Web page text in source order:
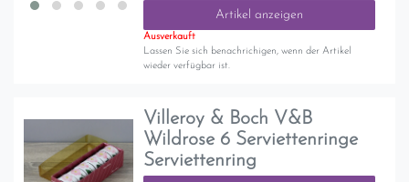
Artikel anzeigen
Ausverkauft
Lassen Sie sich benachrichigen, wenn der Artikel
wieder verfügbar ist.
Villeroy & Boch V&B
Wildrose 6 Serviettenringe
Serviettenring